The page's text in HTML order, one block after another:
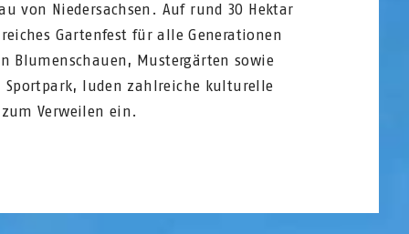
von Niedersachsen. Auf rund 30 Hektar
Gartenfest für alle Generationen
Blumenschauen, Mustergärten sowie
Sportpark, luden zahlreiche kulturelle
Verweilen ein.